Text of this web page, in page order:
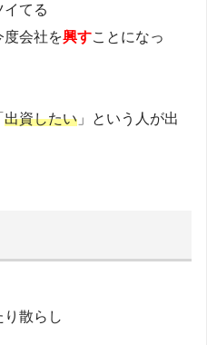
てる
度会社を興すことになっ
出資したい 」という人が出
り散らし